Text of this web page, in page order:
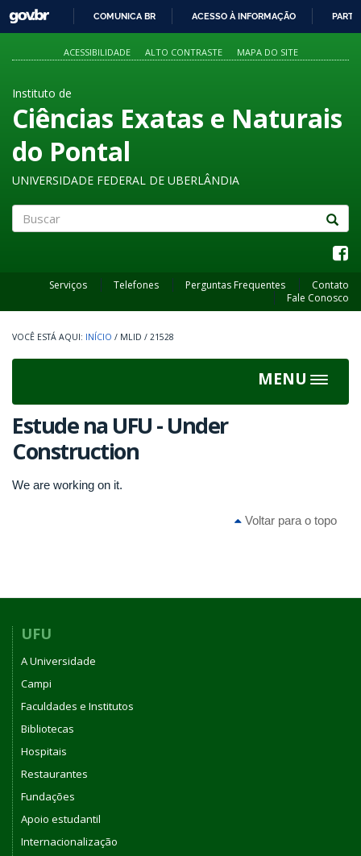
PARA
O
GOVBR
COMUNICA BR ACESSO À INFORMAÇÃO
ACESSIBILIDADE ALTO CONTRASTE MAPA DO SITE
Instituto de
Ciências Exatas e Naturais
do Pontal
UNIVERSIDADE FEDERAL DE UBERLÂNDIA
Serviços Telefones Perguntas Frequentes
Contato
Fale Conosco
INÍCIO / MLID / 21528
MENU
Toggle
Estude na UFU - Under
Construction
We are working on it.
Voltar para o topo
UFU
A Universidade
Campi
Faculdades e Institutos
Bibliotecas
Hospitais
Restaurantes
Fundações
Apoio estudantil
Internacionalização